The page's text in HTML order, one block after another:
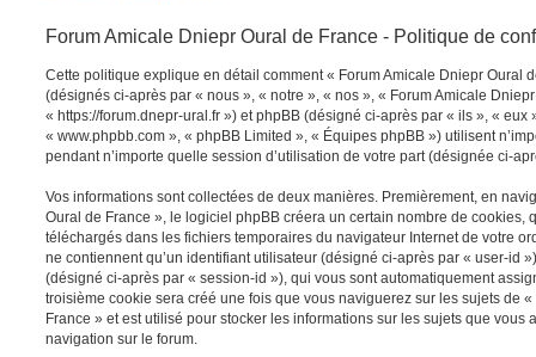
Forum Amicale Dniepr Oural de France - Politique de
Cette politique explique en détail comment « Forum Amicale Dniepr Oural
(désignés ci-après par « nous », « notre », « nos », « Forum Amicale
« https://forum.dnepr-ural.fr ») et phpBB (désigné ci-après par « ils », « eux
« www.phpbb.com », « phpBB Limited », « Équipes phpBB ») utilisent
pendant n’importe quelle session d’utilisation de votre part (désignée ci-
Vos informations sont collectées de deux manières. Premièrement, en
Oural de France », le logiciel phpBB créera un certain nombre de cookies,
téléchargés dans les fichiers temporaires du navigateur Internet de votre
ne contiennent qu’un identifiant utilisateur (désigné ci-après par « user-id
(désigné ci-après par « session-id »), qui vous sont automatiquement
troisième cookie sera créé une fois que vous naviguerez sur les sujets de
France » et est utilisé pour stocker les informations sur les sujets que vous
navigation sur le forum.